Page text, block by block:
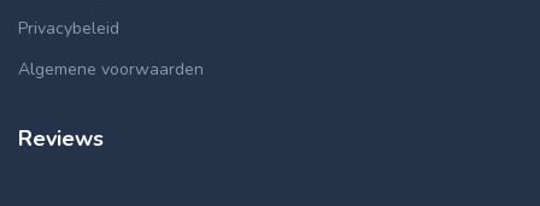
Privacybeleid
Algemene voorwaarden
Reviews